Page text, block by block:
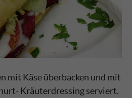
mit Käse überbacken und mit
Kräuterdressing serviert.